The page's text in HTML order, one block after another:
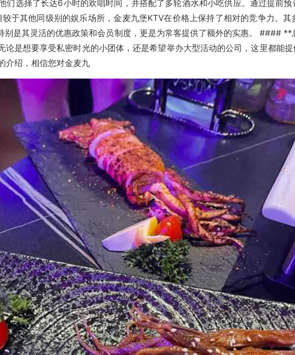
选择了长达6小时的欢唱时间，并搭配了多轮酒水和小吃供应。通过提前
其他同级别的娱乐场所，金麦九堡KTV在价格上保持了相对的竞争力。
是其灵活的优惠政策和会员制度，更是为常客提供了额外的实惠。 ####
是想要享受私密时光的小团体，还是希望举办大型活动的公司，这里都能
介绍，相信您对金麦九